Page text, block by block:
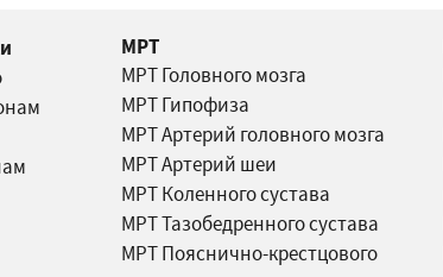
МРТ
МРТ Головного мозга
МРТ Гипофиза
МРТ Артерий головного мозга
МРТ Артерий шеи
МРТ Коленного сустава
МРТ Тазобедренного сустава
МРТ Пояснично-крестцового